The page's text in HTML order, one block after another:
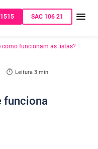
SAC 106 21
como funcionam as listas?
Leitura 3 min
funciona